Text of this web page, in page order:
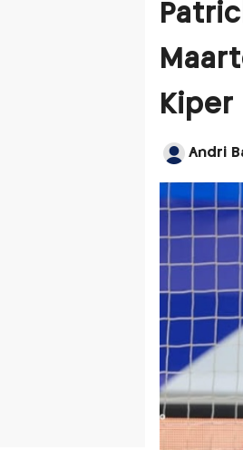
Kiper
Andri